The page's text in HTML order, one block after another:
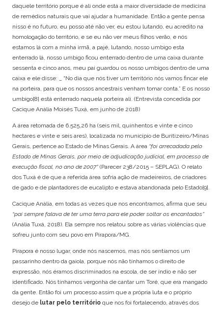
daquele território porque é ali onde está a maior diversidade de medicina
de remédios naturais que vai ajudar a humanidade. Então a gente pensa
nisso é no futuro, eu posso até não ver, eu estou lutando, eu acredito na
homologação do território, e se eu não ver meus filhos verão, e nós
estamos lá com a minha irmã, a pajé, lutando, nosso umbigo esta
enterrado lá, nosso umbigo ficou enterrado dentro de uma caixa durante
sessenta e cinco anos, meu pai guardou os nosso umbigos dentro de uma
caixa e ele disse: _ “No dia que nós tiver um território nós vamos fincar ele
na porteira, para que os nossos ancestrais venham tomar conta.” E os nosso
umbigo[8] está enterrado naquela porteira ali. (Entrevista concedida por
Cacique Anália Moisés Tuxá, em junho de 2018)
A área retomada de 6.525,26 ha (seis mil, quinhentos e vinte e cinco
hectares e vinte e seis ares), localizada no município de Buritizeiro/Minas
Gerais, pertence ao Estado de Minas Gerais. A área “foi arrecadada pelo
Estado de Minas Gerais, por meio de adjudicação judicial, em processo de
execução fiscal, no ano de 2007” (Parecer 238/2015 – SEPLAG). O relato
dos Tuxá é de que a referida área sofria ação de madeireiros, de criadores
de gado e de plantadores de eucalipto e estava abandonada pelo Estado[9].
Cacique Anália, em todas as vezes que nos encontramos, afirma que seu
“pai sempre falava de ter uma terra para ele poder soltar os encantados”
(Anália Tuxá, 2018). Ela sempre nos relatou sobre as várias violências que
sofreu junto com seu povo em Pirapora/MG.
Pirapora é nosso lugar, onde nós nascemos, mas nós sentíamos um
passarinho dentro da gaiola, porque nós não tínhamos o direito de
expressão, nós éramos discriminados na escola, de ser índio e não ser
identificado. Nós tínhamos vergonha de cantar um Toré, que era mangado
da gente. Então foi um processo assim que a própria luta e o próprio
desejo de lutar pelo território que nos foi fortalecendo, através dos